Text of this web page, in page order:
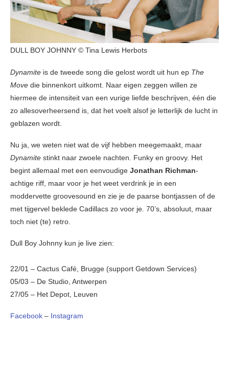
DULL BOY JOHNNY © Tina Lewis Herbots
Dynamite is de tweede song die gelost wordt uit hun ep The
Move die binnenkort uitkomt. Naar eigen zeggen willen ze
hiermee de intensiteit van een vurige liefde beschrijven, één die
zo allesoverheersend is, dat het voelt alsof je letterlijk de lucht in
geblazen wordt.
Nu ja, we weten niet wat de vijf hebben meegemaakt, maar
Dynamite stinkt naar zwoele nachten. Funky en groovy. Het
begint allemaal met een eenvoudige Jonathan Richman-
achtige riff, maar voor je het weet verdrink je in een
moddervette groovesound en zie je de paarse bontjassen of de
met tijgervel beklede Cadillacs zo voor je. 70’s, absoluut, maar
toch niet (te) retro.
Dull Boy Johnny kun je live zien:
22/01 – Cactus Café, Brugge (support Getdown Services)
05/03 – De Studio, Antwerpen
27/05 – Het Depot, Leuven
Facebook – Instagram